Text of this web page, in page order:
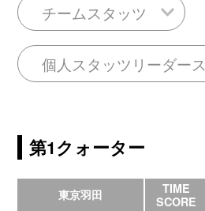
チームスタッツ
個人スタッツリーダース
第1クォーター
東京羽田
TIME
SCORE